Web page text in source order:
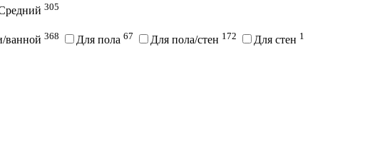
305
ванной 368 Для пола 67 Для пола/стен 172 Для стен 1